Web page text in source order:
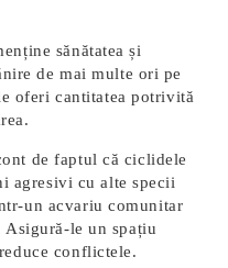
sănătatea și
de mai multe ori pe
oferi cantitatea potrivită
de faptul că ciclidele
agresivi cu alte specii
un acvariu comunitar
le un spațiu
conflictele.